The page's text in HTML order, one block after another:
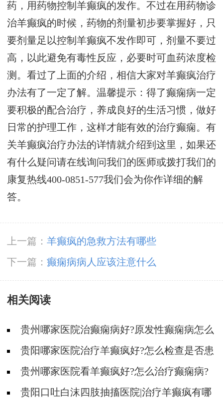
药，用药物控制羊癫疯的发作。不过在用药物诊
治羊癫疯的时候，药物的剂量初步要掌握好，只
要剂量足以控制羊癫疯不发作即可，剂量不要过
高，以此避免有毒性反应，必要时可血药浓度检
测。看过了上面的介绍，相信大家对羊癫疯治疗
办法有了一定了解。温馨提示：得了癫痫病一定
要积极的配合治疗，养成良好的生活习惯，做好
日常的护理工作，这样才能有效的治疗癫痫。有
关羊癫疯治疗办法的详情就介绍到这里，如果还
有什么疑问请在线询问我们的医师或拨打我们的
康复热线400-0851-577我们会为你作详细的解
答。
上一篇： 羊癫疯的急救方法有哪些
下一篇： 癫痫病病人应该注意什么
相关阅读
贵州哪家医院治癫痫病好?原发性癫痫病怎么
治疗好?
贵阳哪家医院治疗羊癫疯好?怎么检查是否患
有癫痫病?
贵州哪家医院看羊癫疯好?怎么治疗癫痫病?
贵阳口吐白沫四肢抽搐医院|治疗羊癫疯有哪